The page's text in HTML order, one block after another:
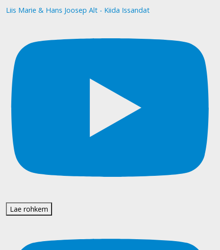
Liis Marie & Hans Joosep Alt - Kiida Issandat
Lae rohkem